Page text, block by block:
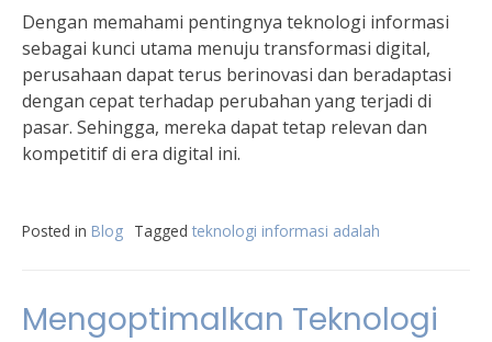
Dengan memahami pentingnya teknologi informasi
sebagai kunci utama menuju transformasi digital,
perusahaan dapat terus berinovasi dan beradaptasi
dengan cepat terhadap perubahan yang terjadi di
pasar. Sehingga, mereka dapat tetap relevan dan
kompetitif di era digital ini.
Posted in Blog Tagged teknologi informasi adalah
Mengoptimalkan Teknologi